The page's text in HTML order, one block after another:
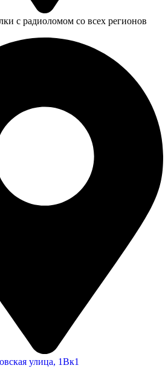
с радиоломом со всех регионов
улица, 1Вк1